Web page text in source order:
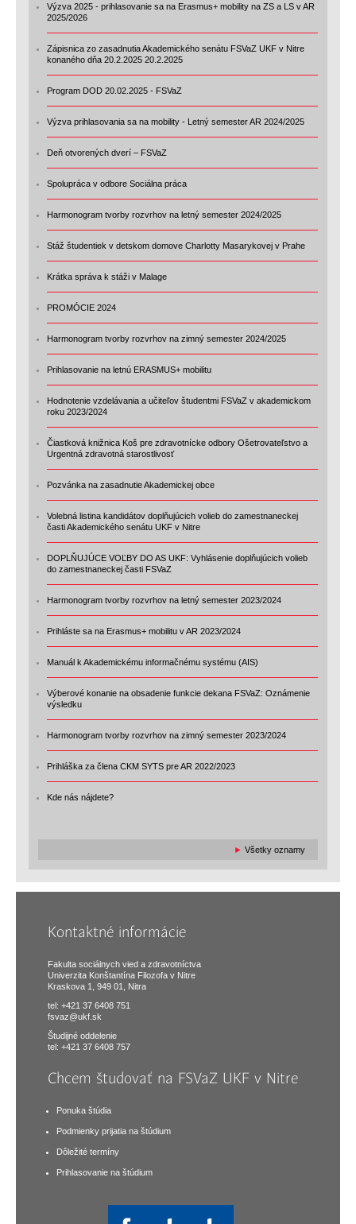
Výzva 2025 - prihlasovanie sa na Erasmus+ mobility na ZS a LS v AR
2025/2026
Zápisnica zo zasadnutia Akademického senátu FSVaZ UKF v Nitre
konaného dňa 20.2.2025 20.2.2025
Program DOD 20.02.2025 - FSVaZ
Výzva prihlasovania sa na mobility - Letný semester AR 2024/2025
Deň otvorených dverí – FSVaZ
Spolupráca v odbore Sociálna práca
Harmonogram tvorby rozvrhov na letný semester 2024/2025
Stáž študentiek v detskom domove Charlotty Masarykovej v Prahe
Krátka správa k stáži v Malage
PROMÓCIE 2024
Harmonogram tvorby rozvrhov na zimný semester 2024/2025
Prihlasovanie na letnú ERASMUS+ mobilitu
Hodnotenie vzdelávania a učiteľov študentmi FSVaZ v akademickom
roku 2023/2024
Čiastková knižnica Koš pre zdravotnícke odbory Ošetrovateľstvo a
Urgentná zdravotná starostlivosť
Pozvánka na zasadnutie Akademickej obce
Volebná listina kandidátov doplňujúcich volieb do zamestnaneckej
časti Akademického senátu UKF v Nitre
DOPLŇUJÚCE VOĽBY DO AS UKF: Vyhlásenie doplňujúcich volieb
do zamestnaneckej časti FSVaZ
Harmonogram tvorby rozvrhov na letný semester 2023/2024
Prihláste sa na Erasmus+ mobilitu v AR 2023/2024
Manuál k Akademickému informačnému systému (AIS)
Výberové konanie na obsadenie funkcie dekana FSVaZ: Oznámenie
výsledku
Harmonogram tvorby rozvrhov na zimný semester 2023/2024
Prihláška za člena CKM SYTS pre AR 2022/2023
Kde nás nájdete?
► Všetky oznamy
Kontaktné informácie
Fakulta sociálnych vied a zdravotníctva
Univerzita Konštantína Filozofa v Nitre
Kraskova 1, 949 01, Nitra
tel: +421 37 6408 751
fsvaz@ukf.sk
Študijné oddelenie
tel: +421 37 6408 757
Chcem študovať na FSVaZ UKF v Nitre
Ponuka štúdia
Podmienky prijatia na štúdium
Dôležité termíny
Prihlasovanie na štúdium